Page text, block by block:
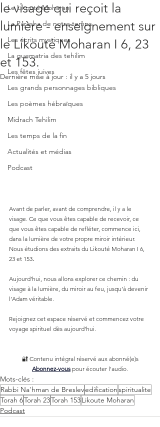
Le Likouté Moharan
La Parasha de notre temps
Les écrits mystiques
La guematria des tehilim
Les fêtes juives
Les grands personnages bibliques
Les poèmes hébraïques
Midrach Tehilim
Les temps de la fin
Actualités et médias
Podcast
le visage qui reçoit la
lumière - enseignement sur
le Likouté Moharan I 6, 23
et 153.
Dernière mise à jour : il y a 5 jours
Avant de parler, avant de comprendre, il y a le
visage. Ce que vous êtes capable de recevoir, ce
que vous êtes capable de refléter, commence ici,
dans la lumière de votre propre miroir intérieur.
Nous étudions des extraits du Likouté Moharan I 6,
23 et 153.
Aujourd’hui, nous allons explorer ce chemin : du
visage à la lumière, du miroir au feu, jusqu’à devenir
l’Adam véritable.
Rejoignez cet espace réservé et commencez votre
voyage spirituel dès aujourd’hui.
🔐 Contenu intégral réservé aux abonné(e)s
Abonnez-vous pour écouter l'audio.
Mots-clés :
Rabbi Na'hman de Breslevedificationspiritualite
Torah 6Torah 23Torah 153Likoute Moharan
Podcast